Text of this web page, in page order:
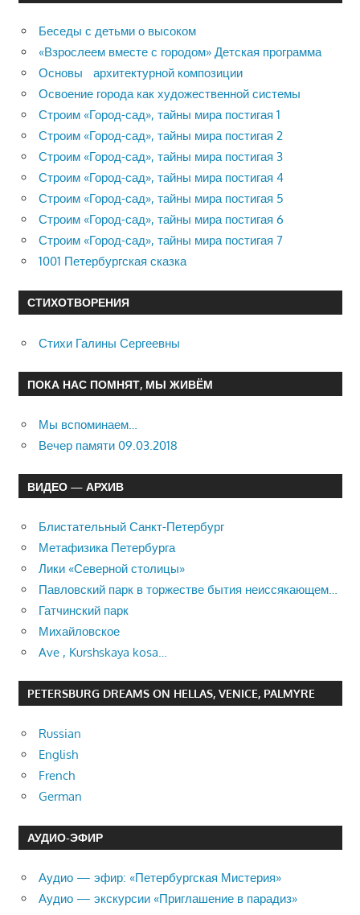
Беседы с детьми о высоком
«Взрослеем вместе с городом» Детская программа
Основы архитектурной композиции
Освоение города как художественной системы
Строим «Город-сад», тайны мира постигая 1
Строим «Город-сад», тайны мира постигая 2
Строим «Город-сад», тайны мира постигая 3
Строим «Город-сад», тайны мира постигая 4
Строим «Город-сад», тайны мира постигая 5
Строим «Город-сад», тайны мира постигая 6
Строим «Город-сад», тайны мира постигая 7
1001 Петербургская сказка
СТИХОТВОРЕНИЯ
Стихи Галины Сергеевны
ПОКА НАС ПОМНЯТ, МЫ ЖИВЁМ
Мы вспоминаем…
Вечер памяти 09.03.2018
ВИДЕО — АРХИВ
Блистательный Санкт-Петербург
Метафизика Петербурга
Лики «Северной столицы»
Павловский парк в торжестве бытия неиссякающем…
Гатчинский парк
Михайловское
Ave , Kurshskaya kosa…
PETERSBURG DREAMS ON HELLAS, VENICE, PALMYRE
Russian
English
French
German
АУДИО-ЭФИР
Аудио — эфир: «Петербургская Мистерия»
Аудио — экскурсии «Приглашение в парадиз»